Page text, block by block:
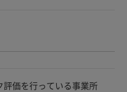
評価を行っている事業所